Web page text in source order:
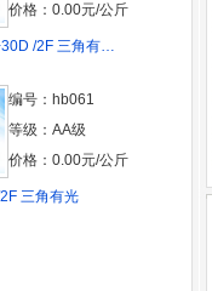
价格：0.00元/公斤
/2F 三角有…
编号：hb061
等级：AA级
价格：0.00元/公斤
三角有光